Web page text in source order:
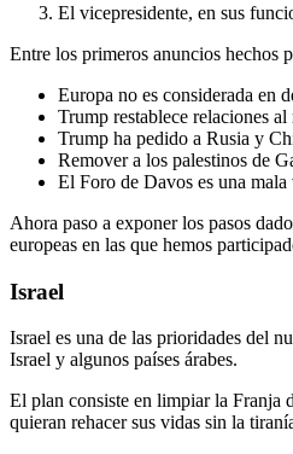
El vicepresidente, en sus
Entre los primeros anuncios hechos
Europa no es considerada en
Trump restablece relaciones
Trump ha pedido a Rusia y
Remover a los palestinos de
El Foro de Davos es una
Ahora paso a exponer los pasos
europeas en las que hemos
Israel
Israel es una de las prioridades del
Israel y algunos países árabes.
El plan consiste en limpiar la Franja
quieran rehacer sus vidas sin la